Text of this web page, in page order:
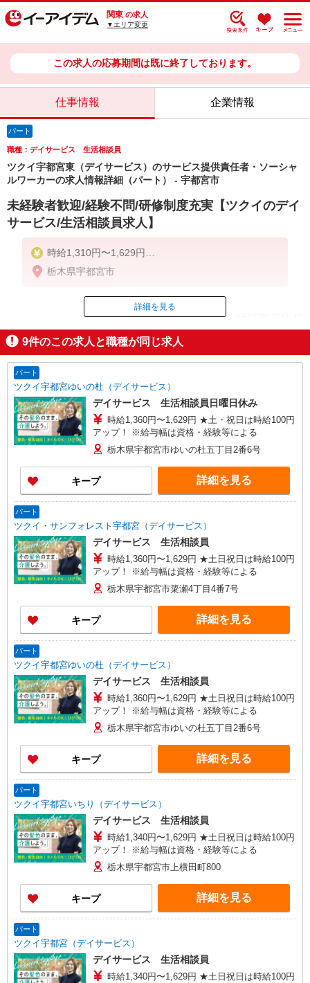
関東 の求人
▼エリア変更
この求人の応募期間は既に終了しております。
仕事情報 企業情報
パート
職種：デイサービス 生活相談員
ツクイ宇都宮東（デイサービス）のサービス提供責任者・ソーシャ
ルワーカーの求人情報詳細（パート） - 宇都宮市
未経験者歓迎/経験不問/研修制度充実【ツクイのデイ
サービス/生活相談員求人】
時給1,310円〜1,629円
★土日祝日は時給100円アップ！
栃木県宇都宮市
ID：AE0528705542
掲載期間終了
詳細を見る
9件のこの求人と職種が同じ求人
パート
ツクイ宇都宮ゆいの杜（デイサービス）
デイサービス 生活相談員日曜日休み
時給1,360円〜1,629円 ★土・祝日は時給100円
アップ！ ※給与幅は資格・経験等による
栃木県宇都宮市ゆいの杜五丁目2番6号
キープ 詳細を見る
パート
ツクイ・サンフォレスト宇都宮（デイサービス）
デイサービス 生活相談員
時給1,360円〜1,629円 ★土日祝日は時給100円
アップ！ ※給与幅は資格・経験等による
栃木県宇都宮市簗瀬4丁目4番7号
キープ 詳細を見る
パート
ツクイ宇都宮ゆいの杜（デイサービス）
デイサービス 生活相談員
時給1,360円〜1,629円 ★土日祝日は時給100円
アップ！ ※給与幅は資格・経験等による
栃木県宇都宮市ゆいの杜五丁目2番6号
キープ 詳細を見る
パート
ツクイ宇都宮いちり（デイサービス）
デイサービス 生活相談員
時給1,340円〜1,629円 ★土日祝日は時給100円
アップ！ ※給与幅は資格・経験等による
栃木県宇都宮市上横田町800
キープ 詳細を見る
パート
ツクイ宇都宮（デイサービス）
デイサービス 生活相談員
時給1,340円〜1,629円 ★土日祝日は時給100円